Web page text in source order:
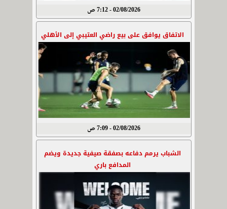
02/08/2026 - 7:12 ص
الاتفاق يوافق على بيع راضي العتيبي إلى الأهلي
02/08/2026 - 7:09 ص
الشباب يرمم دفاعه بصفقة صيفية جديدة ويضم
المدافع باري